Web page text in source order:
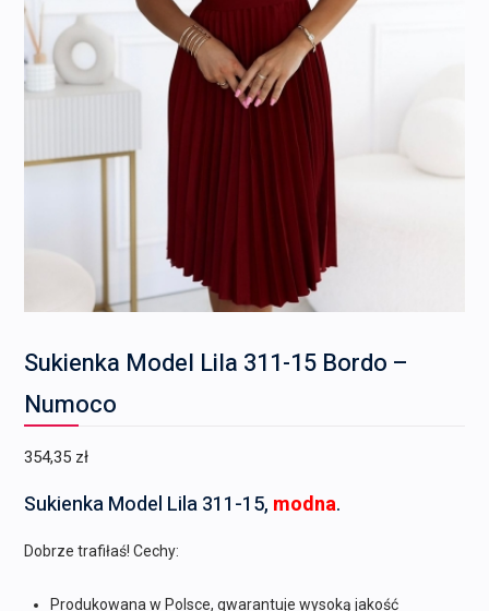
Sukienka Model Lila 311-15 Bordo –
Numoco
354,35 zł
Sukienka Model Lila 311-15, modna.
Dobrze trafiłaś! Cechy:
Produkowana w Polsce, gwarantuje wysoką jakość